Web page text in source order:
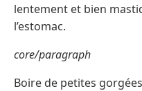
lentement et bien
l’estomac.
core/paragraph
Boire de petites